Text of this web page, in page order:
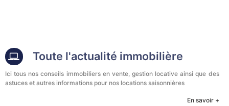
Toute l'actualité immobilière
Ici tous nos conseils immobiliers en vente, gestion locative ainsi que des
astuces et autres informations pour nos locations saisonnières
En savoir +